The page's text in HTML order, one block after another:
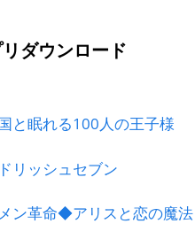
ダウンロード
と眠れる100人の王子様
リッシュセブン
ン革命◆アリスと恋の魔法